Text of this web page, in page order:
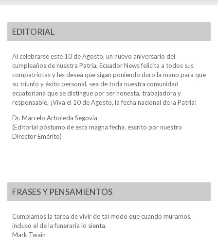
EDITORIAL
Al celebrarse este 10 de Agosto, un nuevo aniversario del
cumpleaños de nuestra Patria, Ecuador News felicita a todos sus
compatriotas y les desea que sigan poniendo duro la mano para que
su triunfo y éxito personal, sea de toda nuestra comunidad
ecuatoriana que se distingue por ser honesta, trabajadora y
responsable. ¡Viva el 10 de Agosto, la fecha nacional de la Patria!
Dr. Marcelo Arboleda Segovia
(Editorial póstumo de esta magna fecha, escrito por nuestro
Director Emérito)
FRASES Y PENSAMIENTOS
Cumplamos la tarea de vivir de tal modo que cuando muramos,
incluso el de la funeraria lo sienta.
Mark Twain